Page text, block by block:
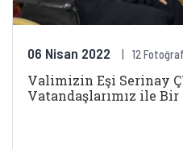
06 Nisan 2022 12 Fotoğraf
Valimizin Eşi Serinay
Vatandaşlarımız ile